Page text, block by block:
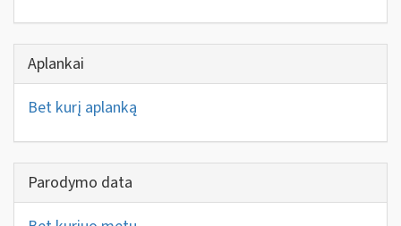
Aplankai
Bet kurį aplanką
Parodymo data